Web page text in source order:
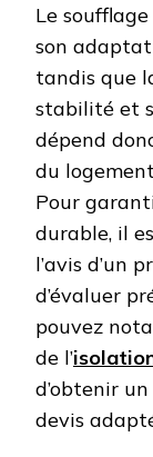
Le
son
tandis que
stabilité et
dépend
du
Pour
durable, il
l’avis d’un
d’évaluer
pouvez
de l’
d’obtenir
devis